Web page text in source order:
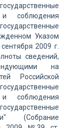
соблюдения
Указом
2009 г.
сведений,
на
Российской
соблюдения
(Собрание